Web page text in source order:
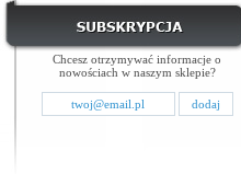
Chcesz otrzymywać informacje o
nowościach w naszym sklepie?